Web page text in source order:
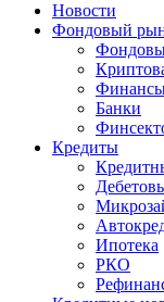
Новости
Фондовый
Банки
Кредиты
Ипотека
РКО